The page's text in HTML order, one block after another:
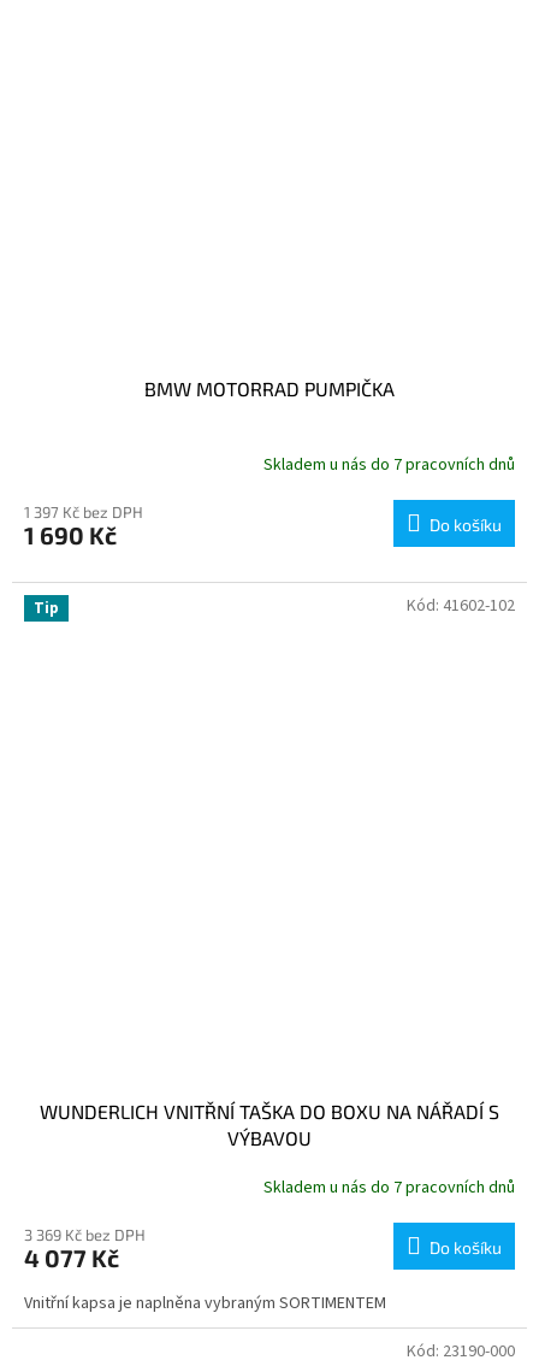
BMW MOTORRAD PUMPIČKA
Skladem u nás do 7 pracovních dnů
1 397 Kč bez DPH
1 690 Kč Do košíku
Tip
WUNDERLICH VNITŘNÍ TAŠKA DO BOXU NA NÁŘADÍ S
VÝBAVOU
Skladem u nás do 7 pracovních dnů
3 369 Kč bez DPH
4 077 Kč Do košíku
Vnitřní kapsa je naplněna vybraným SORTIMENTEM
Kód: 41602-102
Kód: 23190-000